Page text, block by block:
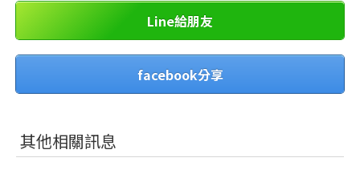
Line給朋友
facebook分享
其他相關訊息